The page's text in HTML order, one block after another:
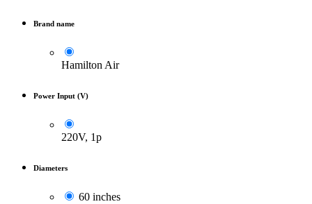
Brand name
Hamilton Air
Power Input (V)
220V, 1p
Diameters
60 inches